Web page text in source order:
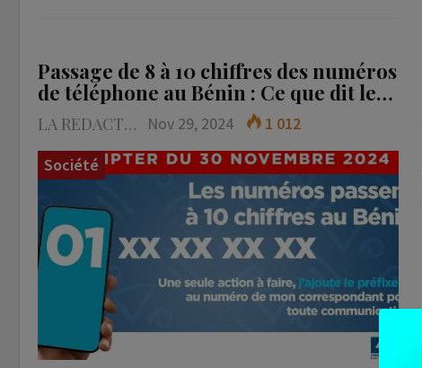
Passage de 8 à 10 chiffres des numéros
de téléphone au Bénin : Ce que dit le…
LA REDACTION Nov 29, 2024
1 012
Société